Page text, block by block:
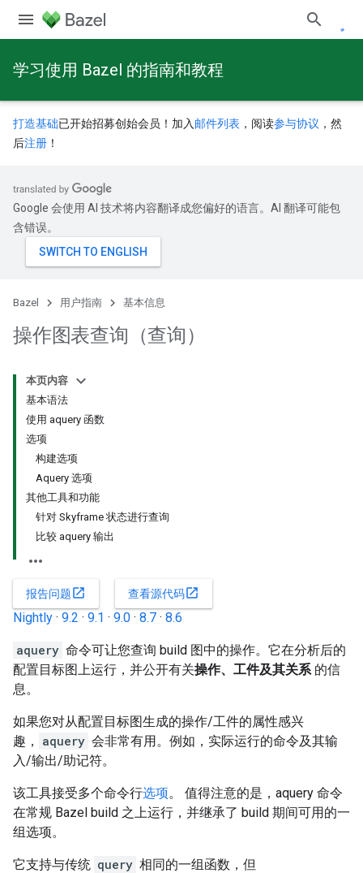
学习使用 Bazel 的指南和教程
打造基础已开始招募创始会员！加入 邮件列表 ，阅读参与协议 ，然
后注册 ！
Google 会使用 AI 技术将内容翻译成您偏好的语言。AI 翻译可能包
含错误。
Bazel 用户指南 基本信息
操作图表查询（查询）
本页内容
基本语法
使用 aquery 函数
选项
构建选项
Aquery 选项
其他工具和功能
针对 Skyframe 状态进行查询
比较 aquery 输出
报告问题open_in_new 查看源代码open_in_new
Nightly · 9.2 · 9.1 · 9.0 · 8.7 · 8.6
aquery 命令可让您查询 build 图中的操作。它在分析后的
配置目标图上运行，并公开有关操作、工件及其关系的信
息。
如果您对从配置目标图生成的操作/工件的属性感兴
趣，
aquery 会非常有用。例如，实际运行的命令及其输
入/输出/助记符。
该工具接受多个命令行选项。 值得注意的是，aquery 命令
在常规 Bazel build 之上运行，并继承了 build 期间可用的一
组选项。
它支持与传统 query 相同的一组函数，但